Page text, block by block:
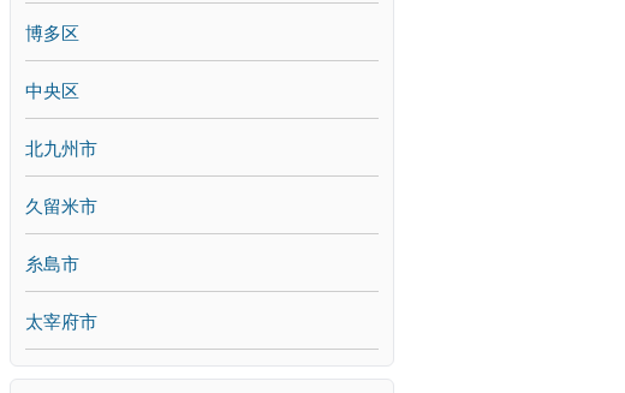
博多区
中央区
北九州市
久留米市
糸島市
太宰府市